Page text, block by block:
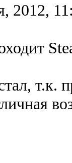
2012,
т.к.